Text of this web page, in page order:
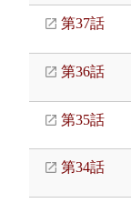
第37話
第36話
第35話
第34話